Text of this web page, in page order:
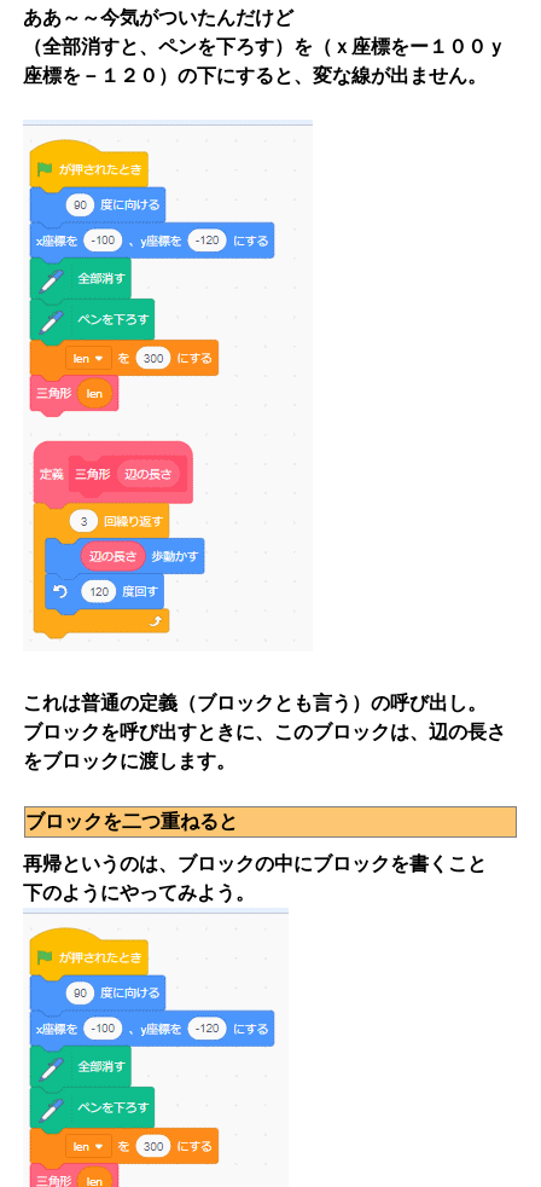
ああ～～今気がついたんだけど
（全部消すと、ペンを下ろす）を（ｘ座標をー１００ｙ
座標を－１２０）の下にすると、変な線が出ません。
これは普通の定義（ブロックとも言う）の呼び出し。
ブロックを呼び出すときに、このブロックは、辺の長さ
をブロックに渡します。
ブロックを二つ重ねると
再帰というのは、ブロックの中にブロックを書くこと
下のようにやってみよう。